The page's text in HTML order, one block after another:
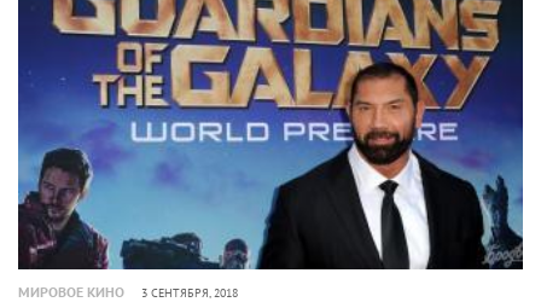
МИРОВОЕ КИНО 3 СЕНТЯБРЯ, 2018